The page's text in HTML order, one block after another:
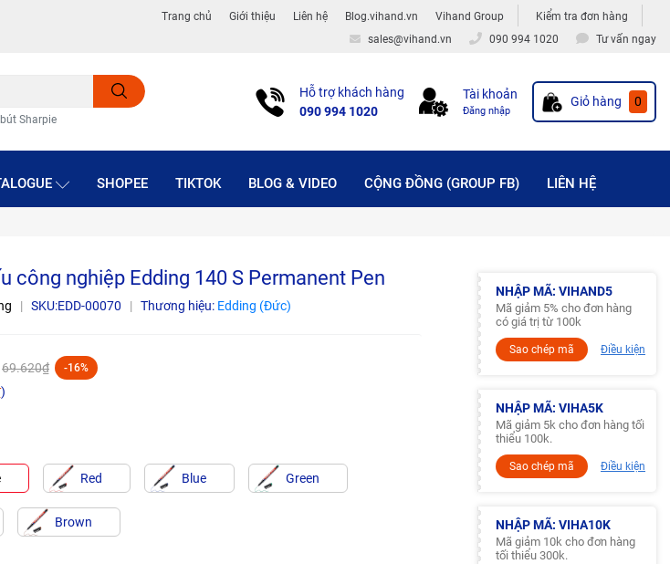
Trang chủ Giới thiệu Liên hệ Blog.vihand.vn Vihand Group
Kiểm tra đơn hàng
sales@vihand.vn
090 994 1020 Tư vấn ngay
bút Sharpie
Hỗ trợ khách hàng
090 994 1020
Tài khoản
Đăng nhập
Giỏ hàng 0
SHOPEE TIKTOK BLOG & VIDEO CỘNG ĐỒNG (GROUP FB) LIÊN HỆ
công nghiệp Edding 140 S Permanent Pen
| SKU:EDD-00070 | Thương hiệu: Edding (Đức)
69.620₫ -16%
)
Red Blue Green
Brown
NHẬP MÃ: VIHAND5
Mã giảm 5% cho đơn hàng
có giá trị từ 100k
Sao chép mã Điều kiện
NHẬP MÃ: VIHA5K
Mã giảm 5k cho đơn hàng tối
thiểu 100k.
Sao chép mã Điều kiện
NHẬP MÃ: VIHA10K
Mã giảm 10k cho đơn hàng
tối thiểu 300k.